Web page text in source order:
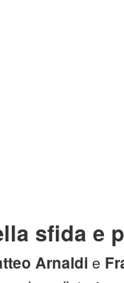
sfida e
Arnaldi e